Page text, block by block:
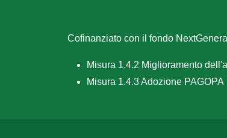
Cofinanziato con il fondo
Misura 1.4.2 Miglioramento
Misura 1.4.3 Adozione PAGOPA